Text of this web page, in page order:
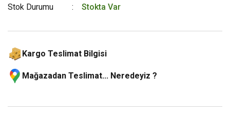
Stok Durumu
Stokta Var
Kargo Teslimat Bilgisi
Mağazadan Teslimat... Neredeyiz ?